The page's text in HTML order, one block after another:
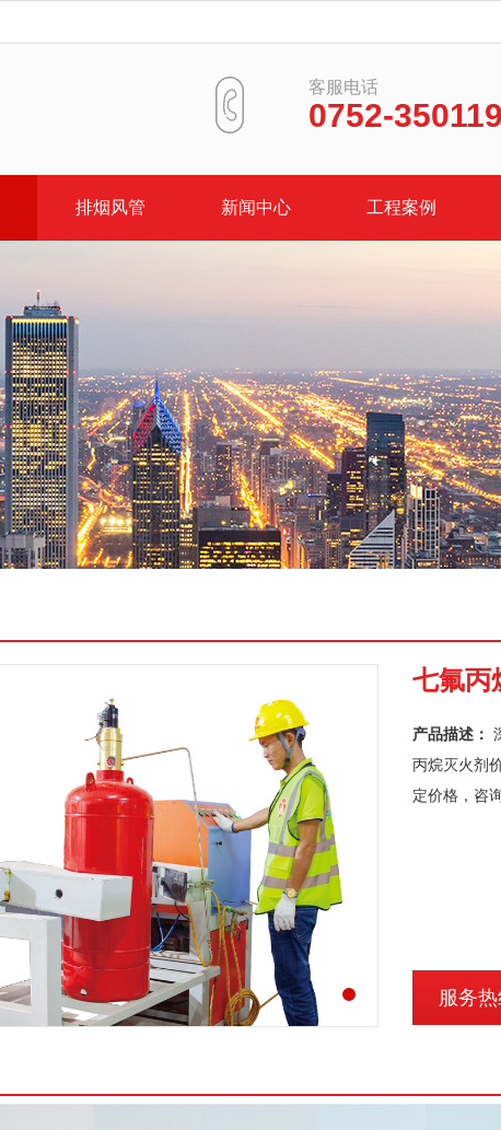
客服电话
0752-
排烟风管 新闻中心 工程案例
七氟丙
产品描述：
丙烷灭火剂
定价格，咨
服务